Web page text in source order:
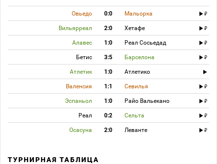
Овьедо 0:0 Мальорка
Вильярреал 2:0 Хетафе
Алавес 1:0 Реал Сосьедад
Бетис 3:5 Барселона
Атлетик 1:0 Атлетико
Валенсия 1:1 Севилья
Эспаньол 1:0 Райо Вальекано
Реал 0:2 Сельта
Осасуна 2:0 Леванте
ТУРНИРНАЯ ТАБЛИЦА